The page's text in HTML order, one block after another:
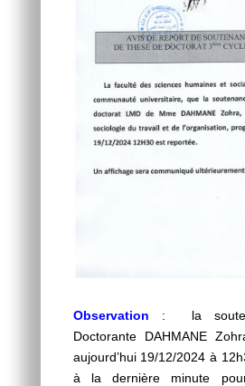
Observation :
la
Doctorante DAHMANE
aujourd’hui 19/12/2024 à
à la dernière minute